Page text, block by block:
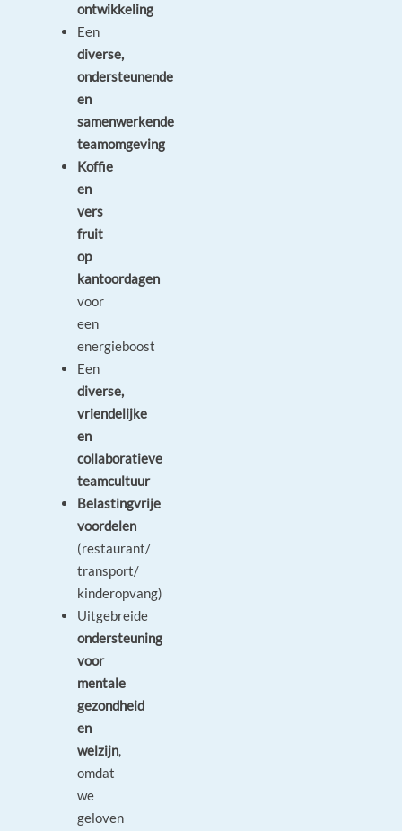
ontwikkeling
Een
diverse,
ondersteunende
en
samenwerkende
teamomgeving
Koffie
en
vers
fruit
op
kantoordagen
voor
een
energieboost
Een
diverse,
vriendelijke
en
collaboratieve
teamcultuur
Belastingvrije
voordelen
(restaurant/
transport/
kinderopvang)
Uitgebreide
ondersteuning
voor
mentale
gezondheid
en
welzijn,
omdat
we
geloven